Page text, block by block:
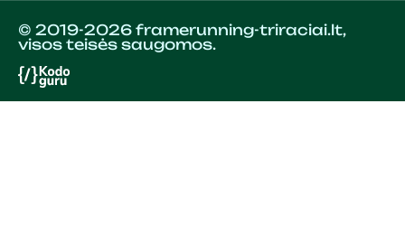
© 2019-2026 framerunning-triraciai.lt,
visos teisės saugomos.